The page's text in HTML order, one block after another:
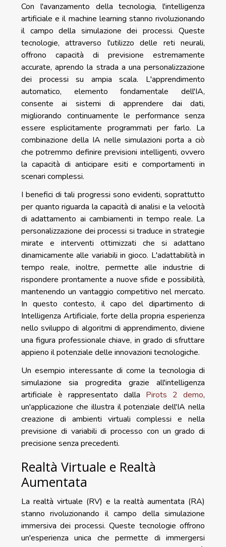
Con l'avanzamento della tecnologia, l'intelligenza
artificiale e il machine learning stanno rivoluzionando
il campo della simulazione dei processi. Queste
tecnologie, attraverso l'utilizzo delle reti neurali,
offrono capacità di previsione estremamente
accurate, aprendo la strada a una personalizzazione
dei processi su ampia scala. L'apprendimento
automatico, elemento fondamentale dell'IA,
consente ai sistemi di apprendere dai dati,
migliorando continuamente le performance senza
essere esplicitamente programmati per farlo. La
combinazione della IA nelle simulazioni porta a ciò
che potremmo definire previsioni intelligenti, ovvero
la capacità di anticipare esiti e comportamenti in
scenari complessi.
I benefici di tali progressi sono evidenti, soprattutto
per quanto riguarda la capacità di analisi e la velocità
di adattamento ai cambiamenti in tempo reale. La
personalizzazione dei processi si traduce in strategie
mirate e interventi ottimizzati che si adattano
dinamicamente alle variabili in gioco. L'adattabilità in
tempo reale, inoltre, permette alle industrie di
rispondere prontamente a nuove sfide e possibilità,
mantenendo un vantaggio competitivo nel mercato.
In questo contesto, il capo del dipartimento di
Intelligenza Artificiale, forte della propria esperienza
nello sviluppo di algoritmi di apprendimento, diviene
una figura professionale chiave, in grado di sfruttare
appieno il potenziale delle innovazioni tecnologiche.
Un esempio interessante di come la tecnologia di
simulazione sia progredita grazie all'intelligenza
artificiale è rappresentato dalla Pirots 2 demo,
un'applicazione che illustra il potenziale dell'IA nella
creazione di ambienti virtuali complessi e nella
previsione di variabili di processo con un grado di
precisione senza precedenti.
Realtà Virtuale e Realtà
Aumentata
La realtà virtuale (RV) e la realtà aumentata (RA)
stanno rivoluzionando il campo della simulazione
immersiva dei processi. Queste tecnologie offrono
un'esperienza unica che permette di immergersi